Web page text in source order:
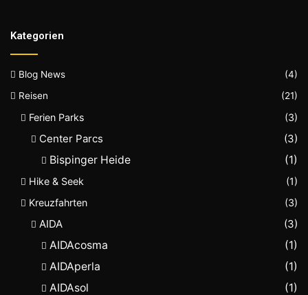
Kategorien
Blog News
(4)
Reisen
(21)
Ferien Parks (3)
Center Parcs
(3)
Bispinger Heide
(1)
Hike & Seek
(1)
Kreuzfahrten
(3)
AIDA
(3)
AIDAcosma
(1)
AIDAperla
(1)
AIDAsol
(1)